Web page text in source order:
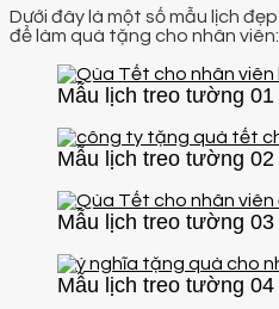
Dưới đây là một số mẫu lịch
để làm quà tặng cho nhân viên:
Mẫu lịch treo tường 01
Mẫu lịch treo tường 02
Mẫu lịch treo tường 03
Mẫu lịch treo tường 04